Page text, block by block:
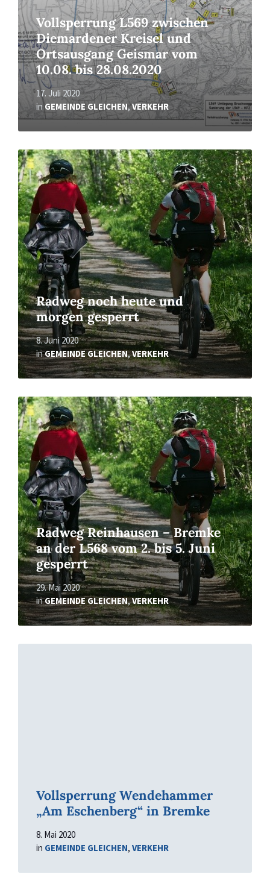
Vollsperrung L569 zwischen
Diemardener Kreisel und
Ortsausgang Geismar vom
10.08. bis 28.08.2020
17. Juli 2020
inGEMEINDE GLEICHEN,VERKEHR
Radweg noch heute und
morgen gesperrt
8. Juni 2020
inGEMEINDE GLEICHEN,VERKEHR
Read
More
Radweg Reinhausen – Bremke
an der L568 vom 2. bis 5. Juni
gesperrt
29. Mai 2020
inGEMEINDE GLEICHEN,VERKEHR
Read
More
Vollsperrung Wendehammer
„Am Eschenberg“ in Bremke
8. Mai 2020
in GEMEINDE GLEICHEN, VERKEHR
Read